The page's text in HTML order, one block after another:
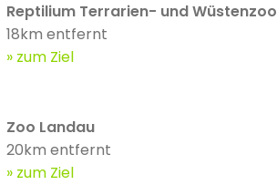
Reptilium Terrarien- und Wüstenzoo
18km entfernt
zum Ziel
Zoo Landau
20km entfernt
zum Ziel